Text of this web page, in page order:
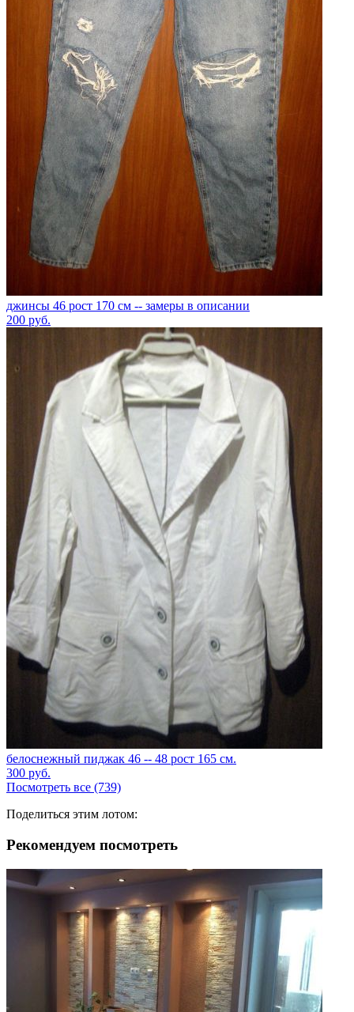
джинсы 46 рост 170 см -- замеры в описании
200 руб.
белоснежный пиджак 46 -- 48 рост 165 см.
300 руб.
Посмотреть все (739)
Поделиться этим лотом:
Рекомендуем посмотреть